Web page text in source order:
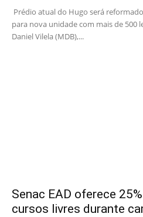
Prédio atual do Hugo será
para nova unidade com mais de 500
Daniel Vilela (MDB),...
Senac EAD oferece
cursos livres durante